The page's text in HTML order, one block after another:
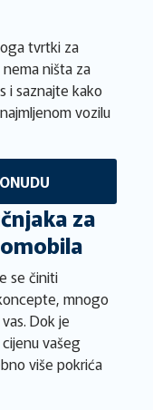
tvrtki za
ništa za
i saznajte kako
vozilu
za
se činiti
mnogo
Dok je
vašeg
više pokrića